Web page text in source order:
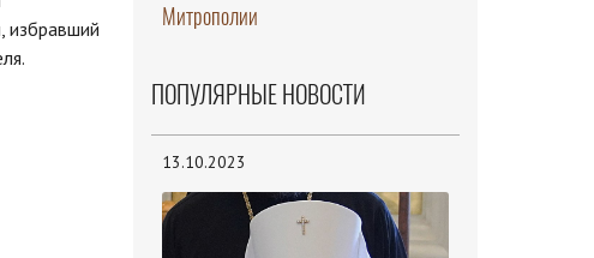
избравший
Митрополии
ПОПУЛЯРНЫЕ НОВОСТИ
13.10.2023